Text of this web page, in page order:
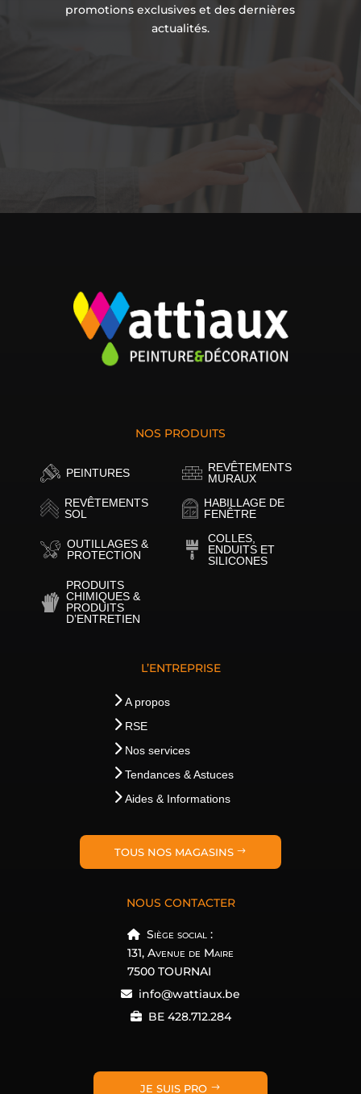
promotions exclusives et des dernières
actualités.
NOS PRODUITS
PEINTURES
REVÊTEMENTS
MURAUX
REVÊTEMENTS
SOL
HABILLAGE DE
FENÊTRE
OUTILLAGES &
PROTECTION
COLLES,
ENDUITS ET
SILICONES
PRODUITS
CHIMIQUES &
PRODUITS
D’ENTRETIEN
L’ENTREPRISE
A propos
RSE
Nos services
Tendances & Astuces
Aides & Informations
TOUS NOS MAGASINS
NOUS CONTACTER
Siège social :
131, Avenue de Maire
7500 TOURNAI
info@wattiaux.be
BE 428.712.284
JE SUIS PRO